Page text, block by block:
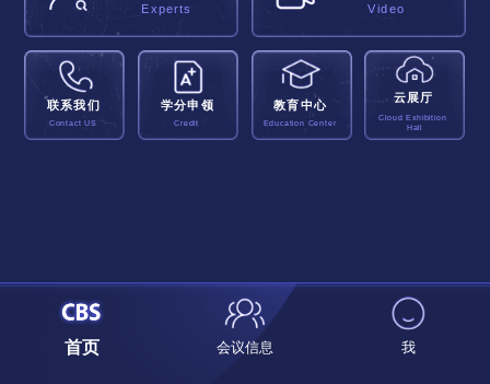
Experts Video
联系我们
Contact US
学分申领
Credit
教育中心
Education Center
云展厅
Cloud Exhibition
Hall
首页 会议信息 我